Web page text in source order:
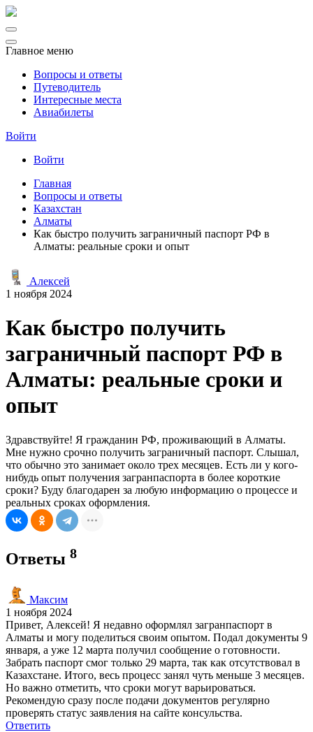
Главное меню
Вопросы и ответы
Путеводитель
Интересные места
Авиабилеты
Войти
Войти
Главная
Вопросы и ответы
Казахстан
Алматы
Как быстро получить заграничный паспорт РФ в
Алматы: реальные сроки и опыт
Алексей
1 ноября 2024
Как быстро получить
заграничный паспорт РФ в
Алматы: реальные сроки и
опыт
Здравствуйте! Я гражданин РФ, проживающий в Алматы.
Мне нужно срочно получить заграничный паспорт. Слышал,
что обычно это занимает около трех месяцев. Есть ли у кого-
нибудь опыт получения загранпаспорта в более короткие
сроки? Буду благодарен за любую информацию о процессе и
реальных сроках оформления.
Ответы 8
Максим
1 ноября 2024
Привет, Алексей! Я недавно оформлял загранпаспорт в
Алматы и могу поделиться своим опытом. Подал документы 9
января, а уже 12 марта получил сообщение о готовности.
Забрать паспорт смог только 29 марта, так как отсутствовал в
Казахстане. Итого, весь процесс занял чуть меньше 3 месяцев.
Но важно отметить, что сроки могут варьироваться.
Рекомендую сразу после подачи документов регулярно
проверять статус заявления на сайте консульства.
Ответить